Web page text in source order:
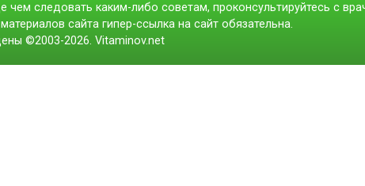
чем следовать каким-либо советам, проконсультируйтесь с
сайта гипер-ссылка на сайт обязательна.
©2003-2026. Vitaminov.net